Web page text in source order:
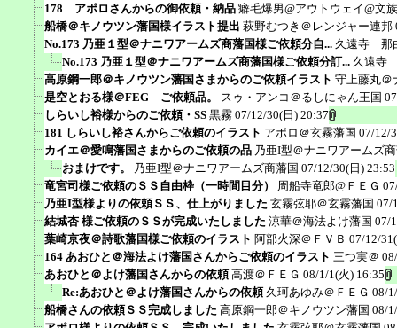
178 アポロさんからの御依頼・納品 癖毛爆男@アウトウェイ@文族
船橋＠キノウツン藩国様イラスト提出 萩野むつき＠レンジャー連邦
No.173 乃亜１型＠ナニワアームズ商藩国様ご依頼分自... 久遠寺 那
No.173 乃亜１型＠ナニワアームズ商藩国様ご依頼分訂... 久遠寺
高原鋼一郎＠キノウツン藩国さまからのご依頼イラスト 守上藤丸＠
是空とおる様＠FEG ご依頼品。
スゥ・アンコ＠るしにゃん王国
しらいし裕様からのご依頼・SS 黒霧 07/12/30(日) 20:37
181 しらいし裕さんからご依頼のイラスト アポロ＠玄霧藩国 07/12/
カイエ＠愛鳴藩国さまからのご依頼の品 乃亜I型＠ナニワアームズ
おまけです。
乃亜I型＠ナニワアームズ商藩国 07/12/30(日) 23:53
竜宮司様ご依頼のＳＳ自由枠（一時間目分）
周船寺竜郎@ＦＥＧ
乃亜I型様よりの依頼ＳＳ、仕上がりました 玄霧弦耶＠玄霧藩国 07/
結城杏 様ご依頼のＳＳが完成いたしました 涼華＠海法よけ藩国 07/
葉崎京夜＠詩歌藩国様ご依頼のイラスト 阿部火深＠ＦＶＢ 07/12/
164 あおひと＠海法よけ藩国さんからご依頼のイラスト 三つ実＠
あおひと＠よけ藩国さんからの依頼 高渡＠ＦＥＧ 08/1/1(火) 16:35
Re:あおひと＠よけ藩国さんからの依頼 久珂あゆみ＠ＦＥＧ 08/
船橋さんの依頼ＳＳ完成しました 高原鋼一郎＠キノウツン藩国 08/